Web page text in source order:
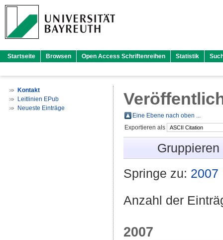
Startseite Browsen Open Access Schriftenreihen Statistik
Kontakt
Leitlinien EPub
Neueste Einträge
Eine Ebene nach oben ...
Exportieren als
Springe zu: 2007
Anzahl der
2007